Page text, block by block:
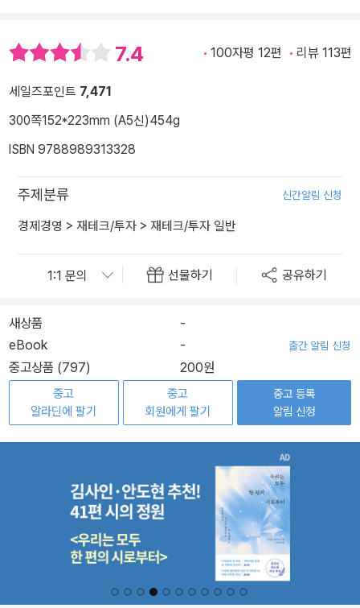
7.4 100자평 12편 리뷰 113편
세일즈포인트 7,471
300쪽152*223mm (A5신)454g
ISBN 9788989313328
주제분류 신간알림 신청
경제경영 > 재테크/투자 > 재테크/투자 일반
선물하기 공유하기
새상품
-
eBook
- 출간 알림 신청
중고상품 (797) 200원
중고
알라딘에 팔기
중고
회원에게 팔기
중고 등록
알림 신청